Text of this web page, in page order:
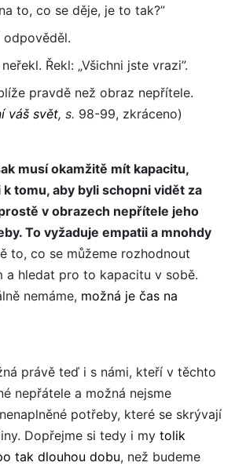
to, co se děje, je to tak?”
odpověděl.
Řekl: „Všichni jste vrazi”.
pravdě než obraz nepřítele.
váš svět, s. 98-99, zkráceno)
musí okamžitě mít kapacitu,
tomu, aby byli schopni vidět za
v obrazech nepřítele jeho
To vyžaduje empatii a mnohdy
to, co se můžeme rozhodnout
a hledat pro to kapacitu v sobě.
nemáme, možná je čas na
právě teď i s námi, kteří v těchto
nepřátele a možná nejsme
potřeby, které se skrývají
Dopřejme si tedy i my tolik
tak dlouhou dobu, než budeme